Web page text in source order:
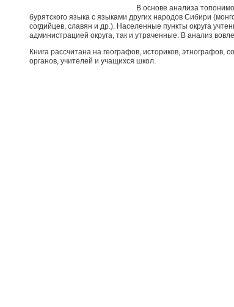
В основе анализа
бурятского языка с языками других народов Сибири
согдийцев, славян и др.). Населенные пункты округа
администрацией округа, так и утраченные. В анализ
Книга рассчитана на географов, историков, этнографов,
органов, учителей и учащихся школ.